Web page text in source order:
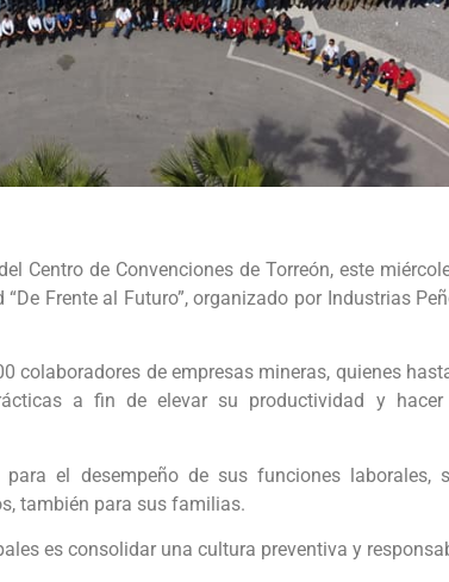
Centro de Convenciones de Torreón, este
Frente al Futuro”, organizado por Industrias
colaboradores de empresas mineras, quienes
a fin de elevar su productividad y
el desempeño de sus funciones laborales,
también para sus familias.
es consolidar una cultura preventiva y